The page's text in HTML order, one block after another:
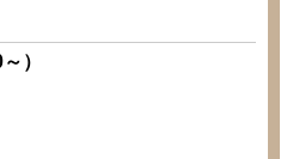
）